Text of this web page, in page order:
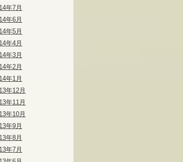
年7月
年6月
年5月
年4月
年3月
年2月
年1月
年12月
年11月
年10月
年9月
年8月
年7月